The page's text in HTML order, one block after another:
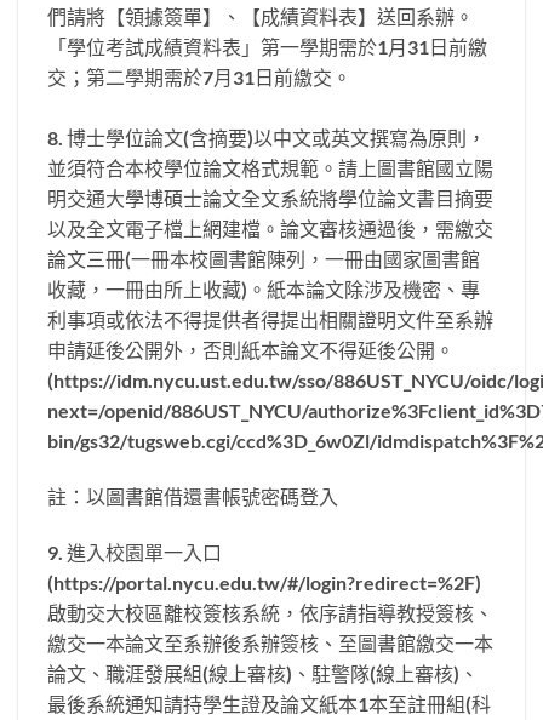
們請將【領據簽單】、【成績資料表】送回系辦。
「學位考試成績資料表」第一學期需於1月31日前繳
交；第二學期需於7月31日前繳交。
8. 博士學位論文(含摘要)以中文或英文撰寫為原則，
並須符合本校學位論文格式規範。請上圖書館國立陽
明交通大學博碩士論文全文系統將學位論文書目摘要
以及全文電子檔上網建檔。論文審核通過後，需繳交
論文三冊(一冊本校圖書館陳列，一冊由國家圖書館
收藏，一冊由所上收藏)。紙本論文除涉及機密、專
利事項或依法不得提供者得提出相關證明文件至系辦
申請延後公開外，否則紙本論文不得延後公開。
(https://idm.nycu.ust.edu.tw/sso/886UST_NYCU/oidc/
next=/openid/886UST_NYCU/
bin/gs32/tugsweb.cgi/ccd%3D_6w0Zl/
註：以圖書館借還書帳號密碼登入
9. 進入校園單一入口
(https://portal.nycu.edu.tw/#/login?redirect=%2F)
啟動交大校區離校簽核系統，依序請指導教授簽核、
繳交一本論文至系辦後系辦簽核、至圖書館繳交一本
論文、職涯發展組(線上審核)、駐警隊(線上審核)、
最後系統通知請持學生證及論文紙本1本至註冊組(科